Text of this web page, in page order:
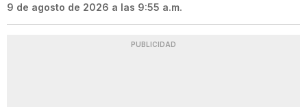
9 de agosto de 2026 a las 9:55 a.m.
PUBLICIDAD